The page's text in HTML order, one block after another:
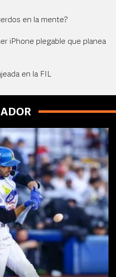
en la mente?
iPhone plegable que planea
en la FIL